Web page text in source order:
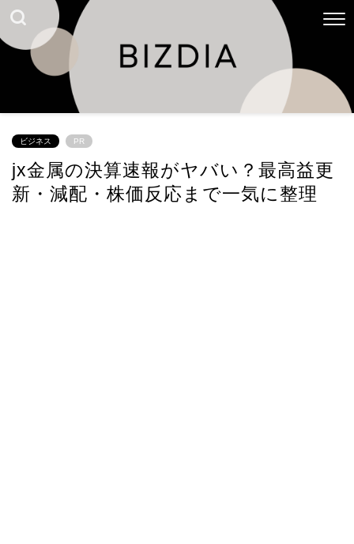
ビジネス PR
jx金属の決算速報がヤバい？最高益更
新・減配・株価反応まで一気に整理